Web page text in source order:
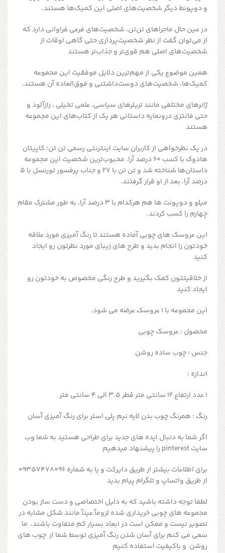
و دوپونط دیگر شخصیت‌های اصلی این کمیک‌ها هستند.
در عین حال ماجراهای تن‌تن، شخصیت‌های فرعی فراوانی دارد که
از می‌توان گفت از نظر شخصیت‌پردازی حتی گاهی اوقات از
شخصیت‌های اصلی هم قوی‌تر و جذاب‌تر هستند
همین موضوع یکی از مهم‌ترین دلایل موفقیت این مجموعه
کمیک‌ها، شخصیت‌های دوست‌داشتنی و فوق‌العاده آن هستند.
ژانرهای مختلفی مانند تریلرهای سیاسی،‌ علمی تخیلی ، رازآلود و
حتی فانتزی درونمایه داستانی هر یک از کتاب‌های این مجموعه
هستند
در یک نظرخواهی از کاربران سایت اینترنتی رسمی تن تن؛ کاپیتان
هادوک با کسب ۶۰ درصد آرا، محبوب‌ترین شخصیت این مجموعه
داستان‌ها شناخته شد و تن تن با ۲۷ و جناب پرفسور تورنسل با ۵
درصد آرا، بعد از او قرار گرفتند.
میلو و دوپونت ها هم هرکدام با ۳ درصد آرا، به طور مشترک مقام
چهارم را کسب کردند.
این عروسک های چوبی آماده هستند تا رنگ آمیزی مورد علاقه
خودتون را انجام بدید و طرح های زیبای مورد نظرتون رو ایجاد
کنید
از خلاقیتتون کمک بگیرید و طرح رنگی مخصوص به خودتون رو
ایجاد کنید
این مجموعه با ۱ عروسک عرضه می شود.
محصول : عروسک چوبی
جنس : چوب ساده روشن
اندازه :
۱ عدد ارتفاع ۱۲ سانتی متر قطر 3.5 الی 4 سانتی متر
رنگ : همرنگ چوب بدن لایه نیم پلی استر برای رنگ آمیزی آسان
اگر شما به دنبال ایده های جدید برای طراحی هستید به شما وب
سایت pinterest را پیشنهاد میدهیم
برای اطلاعات بیشتر از طریق دایرکت و یا به شماره 09357478096
از طریق واتساپ و تلگرام پیام بدید
لطفا توجه داشته باشید که به دلیل اختصاصی و دست ساز بودن
مجموعه های چوبی خریداری شده لزومآ عینآ مانند شکل مشابه در
تصویر نیست و ممکن است در ابعاد بسیار کم متفاوت باشند، ما
سعی می کنم برای آسان شدن رنگ آمیزی توسط شما از چوب های
روشن و باکیفیت استفاده کنیم